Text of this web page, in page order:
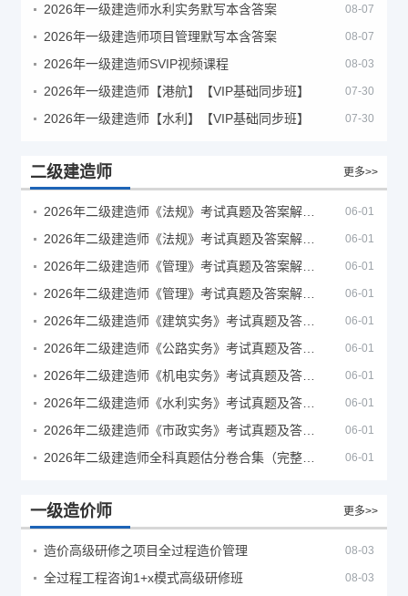
2026年一级建造师水利实务默写本含答案 08-07
2026年一级建造师项目管理默写本含答案 08-07
2026年一级建造师SVIP视频课程 08-03
2026年一级建造师【港航】【VIP基础同步班】 07-30
2026年一级建造师【水利】【VIP基础同步班】 07-30
二级建造师 更多>>
06-01
06-01
06-01
06-01
06-01
06-01
06-01
06-01
06-01
06-01
一级造价师 更多>>
造价高级研修之项目全过程造价管理 08-03
全过程工程咨询1+x模式高级研修班 08-03